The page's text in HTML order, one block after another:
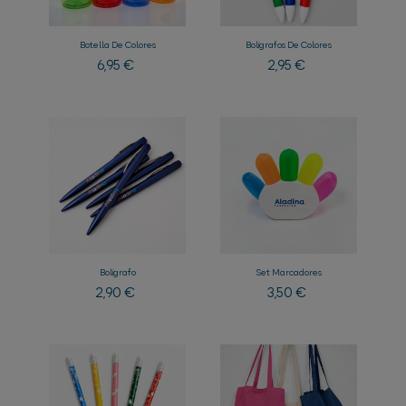
Botella De Colores
Precio
6,95 €
Bolígrafos De Colores
Precio
2,95 €
Bolígrafo
Precio
2,90 €
Set Marcadores
Precio
3,50 €